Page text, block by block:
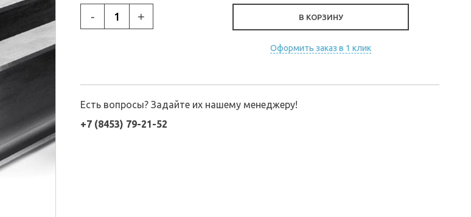
- + В КОРЗИНУ
Оформить заказ в 1 клик
Есть вопросы? Задайте их нашему менеджеру!
+7 (8453) 79-21-52